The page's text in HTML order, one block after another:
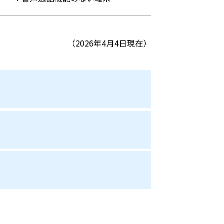
（2026年4月4日現在）